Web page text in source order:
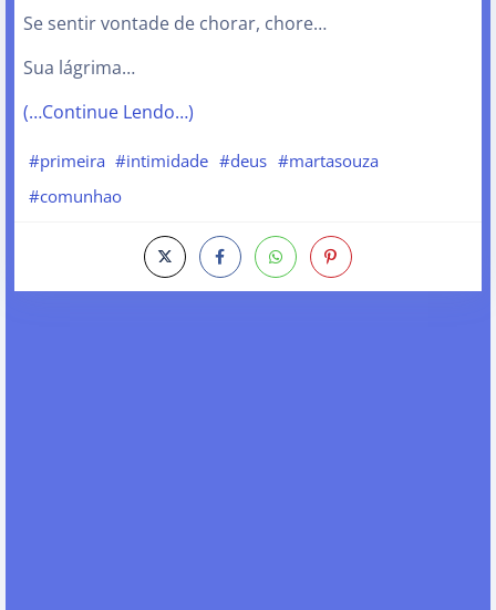
Se sentir vontade de chorar, chore…
Sua lágrima…
(…Continue Lendo…)
#primeira #intimidade #deus #martasouza
#comunhao